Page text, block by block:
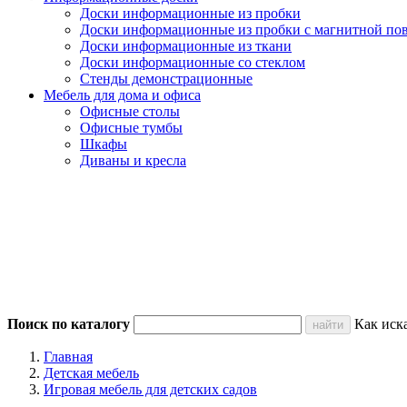
Доски информационные из пробки
Доски информационные из пробки с магнитной
Доски информационные из ткани
Доски информационные со стеклом
Стенды демонстрационные
Мебель для дома и офиса
Офисные столы
Офисные тумбы
Шкафы
Диваны и кресла
Поиск по каталогу Как
Главная
Детская мебель
Игровая мебель для детских садов